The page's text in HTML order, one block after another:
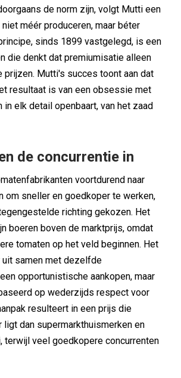
de norm zijn, volgt Mutti een
méér produceren, maar béter
sinds 1899 vastgelegd, is een
die denkt dat premiumisatie alleen
prijzen. Mutti's succes toont aan dat
resultaat is van een obsessie met
elk detail openbaart, van het zaad
de concurrentie in
voortdurend naar
om sneller en goedkoper te werken,
richting gekozen. Het
boeren boven de marktprijs, omdat
tomaten op het veld beginnen. Het
uit samen met dezelfde
opportunistische aankopen, maar
op wederzijds respect voor
resulteert in een prijs die
ligt dan supermarkthuismerken en
terwijl veel goedkopere concurrenten